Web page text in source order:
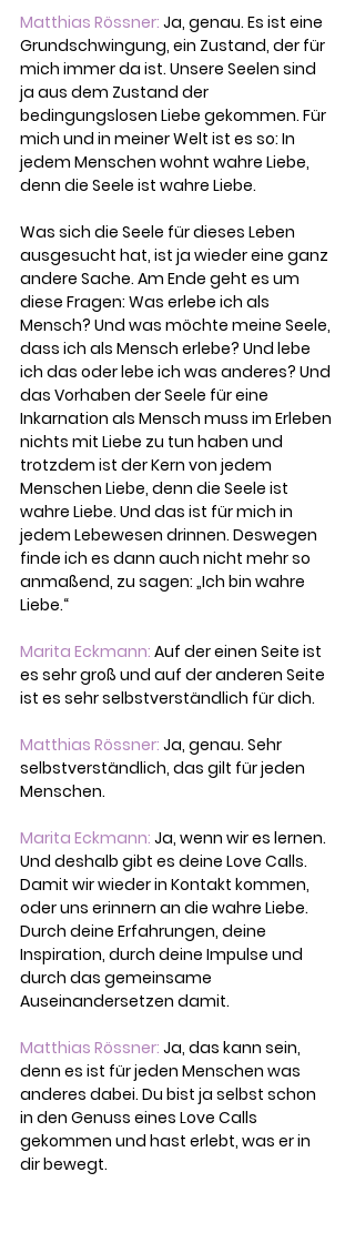
Matthias Rössner: Ja, genau. Es ist eine
Grundschwingung, ein Zustand, der für
mich immer da ist. Unsere Seelen sind
ja aus dem Zustand der
bedingungslosen Liebe gekommen. Für
mich und in meiner Welt ist es so: In
jedem Menschen wohnt wahre Liebe,
denn die Seele ist wahre Liebe.
Was sich die Seele für dieses Leben
ausgesucht hat, ist ja wieder eine ganz
andere Sache. Am Ende geht es um
diese Fragen: Was erlebe ich als
Mensch? Und was möchte meine Seele,
dass ich als Mensch erlebe? Und lebe
ich das oder lebe ich was anderes? Und
das Vorhaben der Seele für eine
Inkarnation als Mensch muss im Erleben
nichts mit Liebe zu tun haben und
trotzdem ist der Kern von jedem
Menschen Liebe, denn die Seele ist
wahre Liebe. Und das ist für mich in
jedem Lebewesen drinnen. Deswegen
finde ich es dann auch nicht mehr so
anmaßend, zu sagen: „Ich bin wahre
Liebe.“
Marita Eckmann: Auf der einen Seite ist
es sehr groß und auf der anderen Seite
ist es sehr selbstverständlich für dich.
Matthias Rössner: Ja, genau. Sehr
selbstverständlich, das gilt für jeden
Menschen.
Marita Eckmann: Ja, wenn wir es lernen.
Und deshalb gibt es deine Love Calls.
Damit wir wieder in Kontakt kommen,
oder uns erinnern an die wahre Liebe.
Durch deine Erfahrungen, deine
Inspiration, durch deine Impulse und
durch das gemeinsame
Auseinandersetzen damit.
Matthias Rössner: Ja, das kann sein,
denn es ist für jeden Menschen was
anderes dabei. Du bist ja selbst schon
in den Genuss eines Love Calls
gekommen und hast erlebt, was er in
dir bewegt.